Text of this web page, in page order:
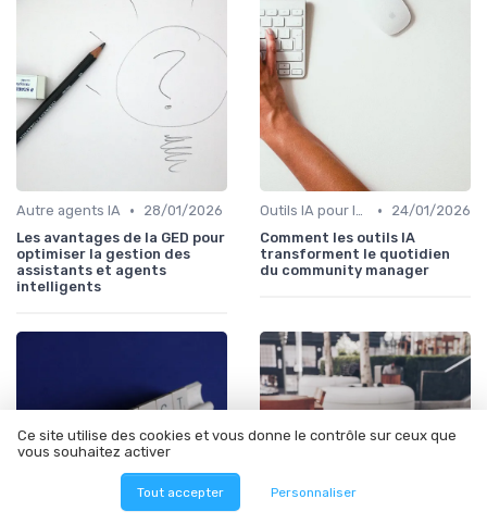
Autre agents IA •
28/01/2026
Les avantages de la GED pour
optimiser la gestion des
assistants et agents
intelligents
Outils IA pour les équipes •
24/01/2026
Comment les outils IA
transforment le quotidien
du community manager
Ce site utilise des cookies et vous donne le contrôle sur ceux que
vous souhaitez activer
Tout accepter Personnaliser